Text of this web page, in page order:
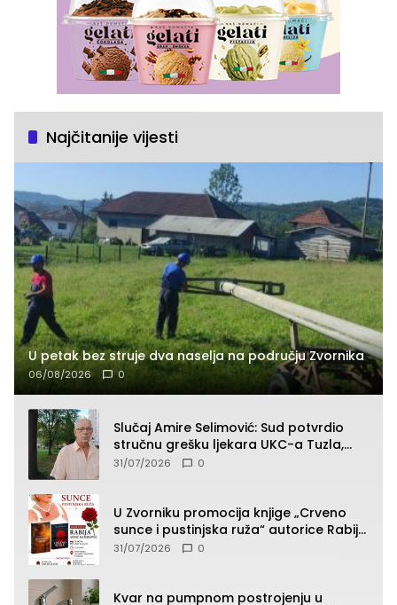
Najčitanije vijesti
U petak bez struje dva naselja na području Zvornika
06/08/2026 0
Slučaj Amire Selimović: Sud potvrdio
stručnu grešku ljekara UKC-a Tuzla,
presudan dokaz ostala obdukcija
31/07/2026 0
U Zvorniku promocija knjige „Crveno
sunce i pustinjska ruža“ autorice Rabije
Avdić-Hamidović
31/07/2026 0
Kvar na pumpnom postrojenju u